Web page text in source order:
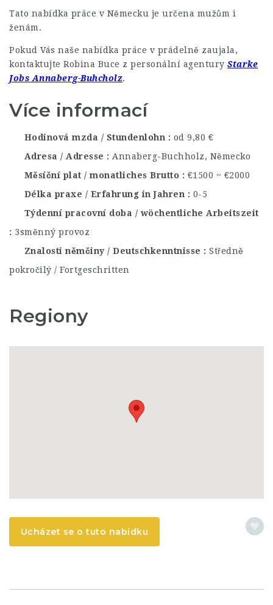
Tato nabídka práce v Německu je určena mužům i
ženám.
Pokud Vás naše nabídka práce v prádelně zaujala,
kontaktujte Robina Buce z personální agentury Starke
Jobs Annaberg-Buhcholz.
Více informací
Hodinová mzda / Stundenlohn
od 9,80 €
Adresa / Adresse
Annaberg-Buchholz, Německo
Měsíční plat / monatliches Brutto
€1500 ~ €2000
Délka praxe / Erfahrung in Jahren
0-5
Týdenní pracovní doba / wöchentliche Arbeitszeit
3směnný provoz
Znalosti němčiny / Deutschkenntnisse
Středně
pokročilý / Fortgeschritten
Regiony
Ucházet se o tuto nabídku